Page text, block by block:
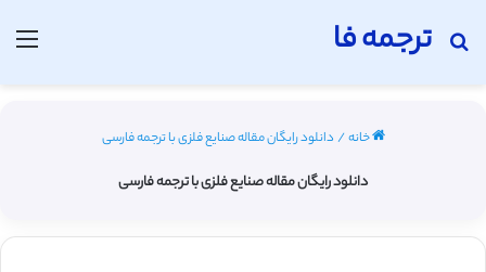
ترجمه فا
جستجو برای
خانه/ دانلود رایگان مقاله صنایع فلزی با ترجمه فارسی
دانلود رایگان مقاله صنایع فلزی با ترجمه فارسی